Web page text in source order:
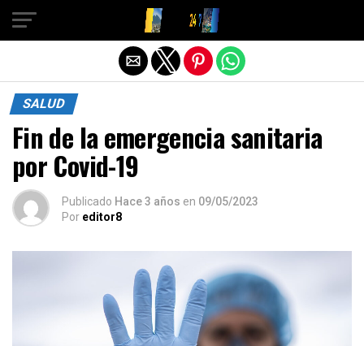
SALUD
Fin de la emergencia sanitaria
por Covid-19
Publicado Hace 3 años en 09/05/2023
Por editor8
Salir de la versión móvil